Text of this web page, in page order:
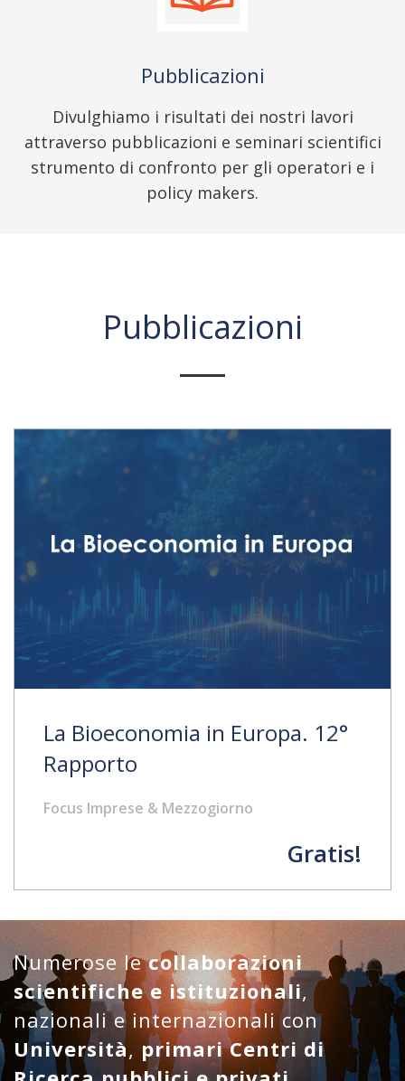
Pubblicazioni
Divulghiamo i risultati dei nostri lavori
attraverso pubblicazioni e seminari scientifici
strumento di confronto per gli operatori e i
policy makers.
Pubblicazioni
La Bioeconomia in Europa. 12°
Rapporto
Focus Imprese & Mezzogiorno
Gratis!
Numerose lecollaborazioni
scientifiche e istituzionali,
nazionali e internazionali con
Università,primari Centri di